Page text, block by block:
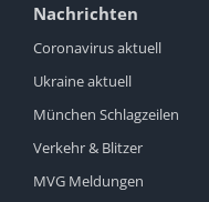
Nachrichten
Coronavirus aktuell
Ukraine aktuell
München Schlagzeilen
Verkehr & Blitzer
MVG Meldungen